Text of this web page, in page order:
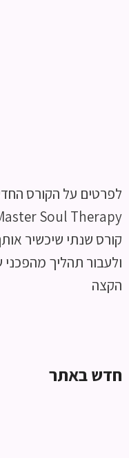
לפרטים על הקורס
Soul Therapy
קורס שנתי שיכשיר
ולעבור תהליך
הקצה​
חדשבאתר